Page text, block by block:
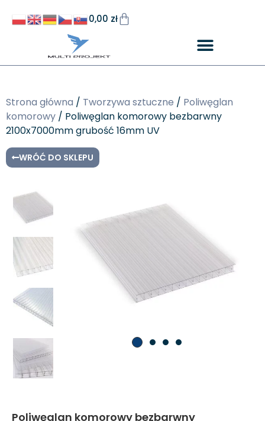
0,00 zł
Strona główna / Tworzywa sztuczne / Poliwęglan
komorowy / Poliwęglan komorowy bezbarwny
2100x7000mm grubość 16mm UV
WRÓĆ DO SKLEPU
Poliwęglan komorowy bezbarwny